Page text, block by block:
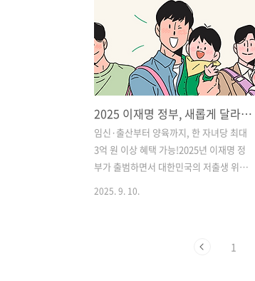
다.이번 글에서는 고정지출 관리 전략을
카테고리별로 정리해드립니다.특히, 제
경험도 곁들여 “작은 절약 습관”이 어떻
게 현실적으로 도움이 되는지도 말씀드릴
게요. ✅ 고정지출부터 잡아야 진짜 ‘절
약’이다1. 고정지출 항목 총정리: 내 돈은
어디로 사라지고 있을까?고정지출이란
매달 일정하게 빠져나가는 항목을 말합니
다.가장 흔한 항목은 다음과 같습니다.항
목평균 금액 (1인 기준)설명주거비 (월세,
2025 이재명 정부, 새롭게 달라진 육아 정책 총정리
임신·출산부터 양육까지, 한 자녀당 최대
3억 원 이상 혜택 가능!2025년 이재명 정
부가 출범하면서 대한민국의 저출생 위기
입니다. 단순히 현금 지원을 늘리는 것을
2025. 9. 10.
1